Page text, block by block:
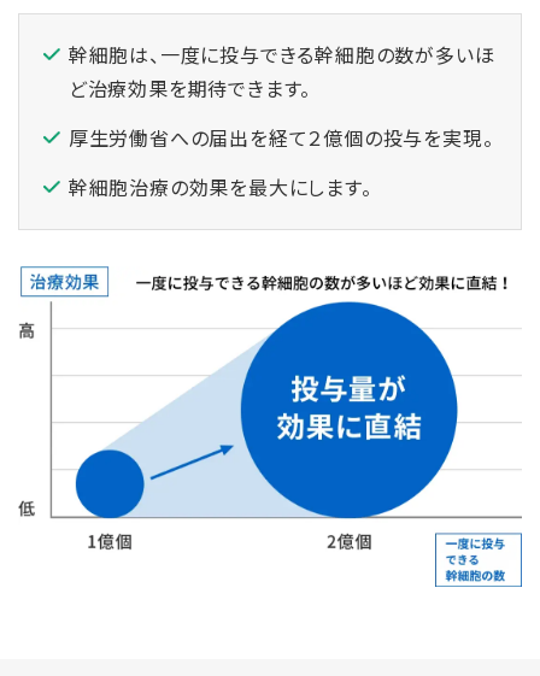
幹細胞は、一度に投与できる幹細胞の数が多いほ
ど治療効果を期待できます。
厚生労働省への届出を経て２億個の投与を実現。
幹細胞治療の効果を最⼤にします。